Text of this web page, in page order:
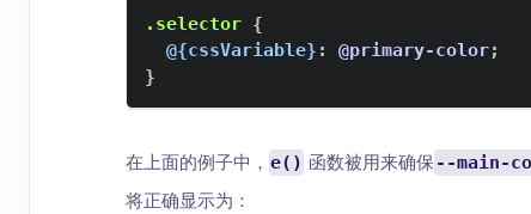
.selector {
@{cssVariable} : @primary-color;
}
在上面的例子中， e() 函数被用来确保 --main-
将正确显示为：